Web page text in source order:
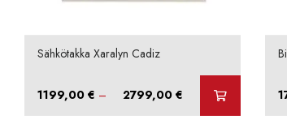
Sähkötakka Xaralyn Cadiz
1199,00 € – 2799,00 € Hintaluokka: